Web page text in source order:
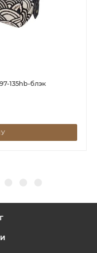
101297-135hb-блэк